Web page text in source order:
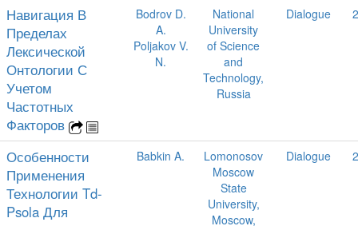
Навигация В
Пределах
Лексической
Онтологии С
Учетом
Частотных
Факторов
Bodrov D.
A.
Poljakov V.
N.
National
University
of Science
and
Technology,
Russia
Dialogue
Особенности
Применения
Технологии Td-
Psola Для
Babkin A.
Lomonosov
Moscow
State
University,
Moscow,
Dialogue